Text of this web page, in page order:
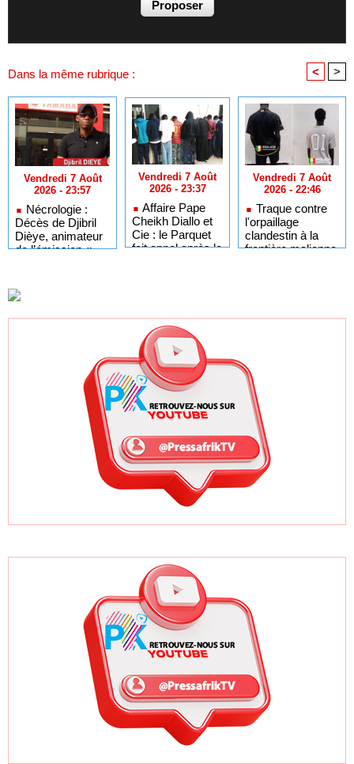
Dans la même rubrique : < >
Vendredi 7 Août
2026 - 23:57
Nécrologie :
Décès de Djibril
Dièye, animateur
de l’émission «
Vendredi 7 Août
2026 - 23:37
Affaire Pape
Cheikh Diallo et
Cie : le Parquet
fait appel après le
Vendredi 7 Août
2026 - 22:46
Traque contre
l'orpaillage
clandestin à la
frontière malienne